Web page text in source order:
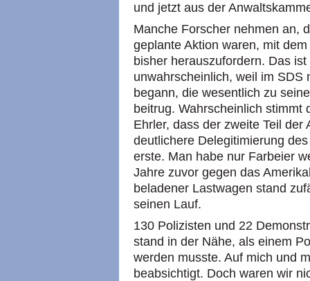
und jetzt aus der
Manche Forscher nehmen an,
geplante Aktion waren, mit
bisher herauszufordern. Das
unwahrscheinlich, weil im SDS
begann, die wesentlich zu
beitrug. Wahrscheinlich stimmt
Ehrler, dass der zweite Teil
deutlichere Delegitimierung
erste. Man habe nur Farbeier
Jahre zuvor gegen das
beladener Lastwagen stand
seinen Lauf.
130 Polizisten und 22
stand in der Nähe, als einem
werden musste. Auf mich und
beabsichtigt. Doch waren wir